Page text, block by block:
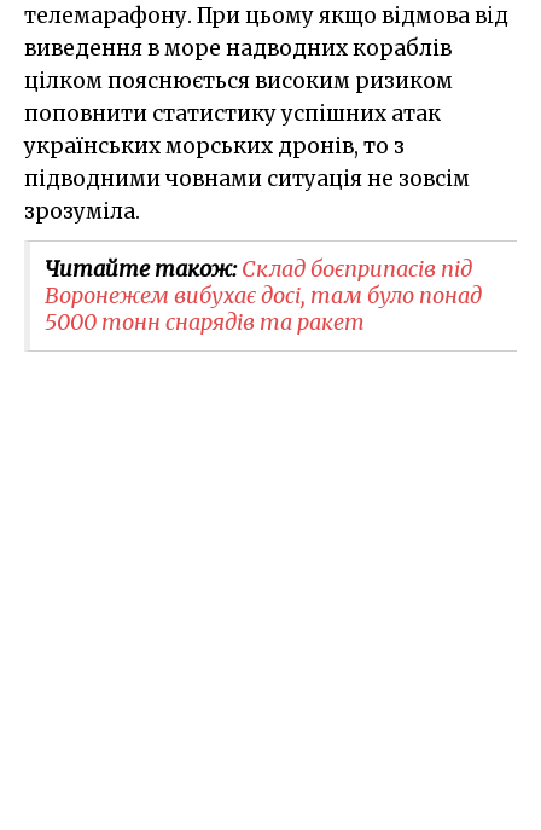
телемарафону. При цьому якщо відмова від
виведення в море надводних кораблів
цілком пояснюється високим ризиком
поповнити статистику успішних атак
українських морських дронів, то з
підводними човнами ситуація не зовсім
зрозуміла.
Читайте також:Склад боєприпасів під
Воронежем вибухає досі, там було понад
5000 тонн снарядів та ракет